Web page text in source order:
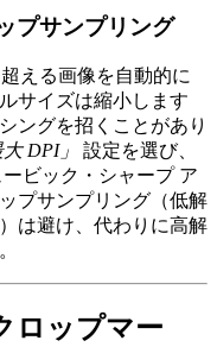
プサンプリング
える画像を自動的に
サイズは縮小します
ングを招くことがあり
大 DPI」
設定を選び、
ビック・シャープア
プサンプリング（低解
は避け、代わりに高解
ロップマー